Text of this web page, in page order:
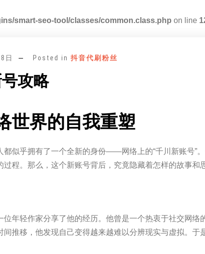
smart-seo-tool/classes/common.class.php on line
日 Posted in抖音代刷粉丝
攻略
世界的自我重塑
都似乎拥有了一个全新的身份——网络上的“千川新账号”
程。那么，这个新账号背后，究竟隐藏着怎样的故事和
年轻作家分享了他的经历。他曾是一个热衷于社交网络
推移，他发现自己变得越来越难以分辨现实与虚拟。于